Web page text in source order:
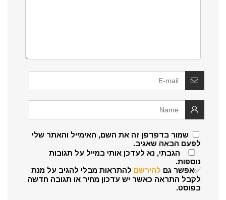
שמור בדפדפן זה את השם, האימייל והאתר שלי
לפעם הבאה שאגיב.
הגבתי, נא לעדכן אותי במייל על תגובות
נוספות.
✅אפשר גם להירשם להתראות מבלי להגיב על מנת
לקבל התראה כאשר יש עדכון מחיר או תגובה חדשה
בפוסט.